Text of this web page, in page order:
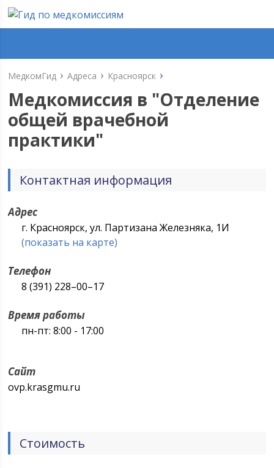
МедкомГид Адреса Красноярск
Медкомиссия в "Отделение
общей врачебной
практики"
Контактная информация
Адрес
г. Красноярск, ул. Партизана Железняка, 1И
(показать на карте)
Телефон
8 (391) 228–00–17
Время работы
пн-пт: 8:00 - 17:00
Сайт
ovp.krasgmu.ru
Стоимость